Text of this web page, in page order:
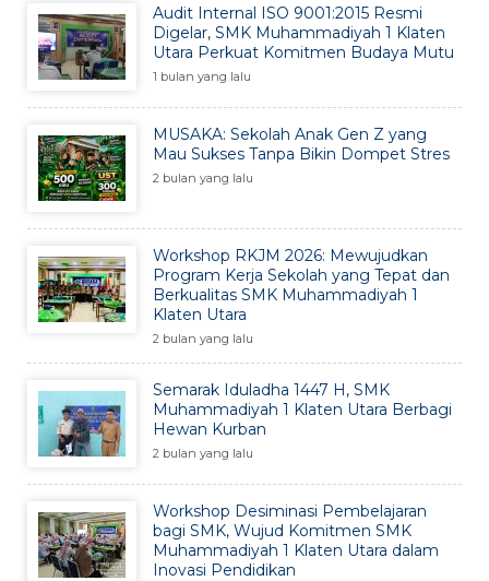
Audit Internal ISO 9001:2015 Resmi
Digelar, SMK Muhammadiyah 1 Klaten
Utara Perkuat Komitmen Budaya Mutu
1 bulan yang lalu
MUSAKA: Sekolah Anak Gen Z yang
Mau Sukses Tanpa Bikin Dompet Stres
2 bulan yang lalu
Workshop RKJM 2026: Mewujudkan
Program Kerja Sekolah yang Tepat dan
Berkualitas SMK Muhammadiyah 1
Klaten Utara
2 bulan yang lalu
Semarak Iduladha 1447 H, SMK
Muhammadiyah 1 Klaten Utara Berbagi
Hewan Kurban
2 bulan yang lalu
Workshop Desiminasi Pembelajaran
bagi SMK, Wujud Komitmen SMK
Muhammadiyah 1 Klaten Utara dalam
Inovasi Pendidikan